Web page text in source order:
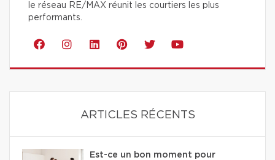
le réseau RE/MAX réunit les courtiers les plus
performants.
ARTICLES RÉCENTS
Est-ce un bon moment pour